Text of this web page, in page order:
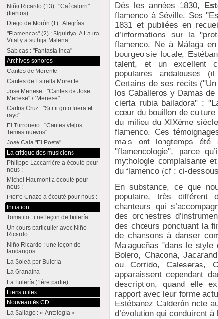
Dès les années 1830,
flamenco à Séville. Ses
1831 et publiées en
d’informations sur la
flamenco. Né à Málaga
bourgeoisie locale,
talent, et un excellent
populaires andalouses
Certains de ses récits
los Caballeros y Damas
cierta rubia bailadora" ;
cœur du bouillon de culture
du milieu du XIXème
flamenco. Ces
mais ont longtemps été
"flamencologie", parce
mythologie complaisante
du flamenco (cf : ci-
En substance, ce que
populaire, très différent
chanteurs qui
des orchestres
des chœurs ponctuant la
de chansons à danser
Malagueñas "dans le style
Bolero, Chacona,
ou Corrido, Caleseras,
apparaissent cependant
description, quand elle
rapport avec leur forme
Estébanez Calderón note
d’évolution qui conduiront
Niño Ricardo (13) : "Caí calorri"
(tientos)
Diego de Morón (1) : Alegrías
"Flamencas" (2) : Siguiriya. A Laura
Vital y a su hija Malena
Sabicas : "Fantasia Inca"
Archives sonores
Cantes de Morente
Cantes de Estrella Morente
José Menese : "Cantes de José
Menese" / "Menese"
Carlos Cruz : "Si mi grito fuera el
rayo"
El Turronero : "Cantes viejos.
Temas nuevos"
José Cala "El Poeta"
La critique des musiciens
Philippe Laccarrière a écouté pour
nous :
Michel Haumont a écouté pour
nous :
Pierre Chaze a écouté pour nous :
Initiation
Tomatito : une leçon de bulería
Un cours particulier avec Niño
Ricardo
Niño Ricardo : une leçon de
fandangos
La Soleá por Bulería
La Granaína
La Bulería (1ère partie)
Liens utiles
Nouveautés CD
La Sallago : « Antología »